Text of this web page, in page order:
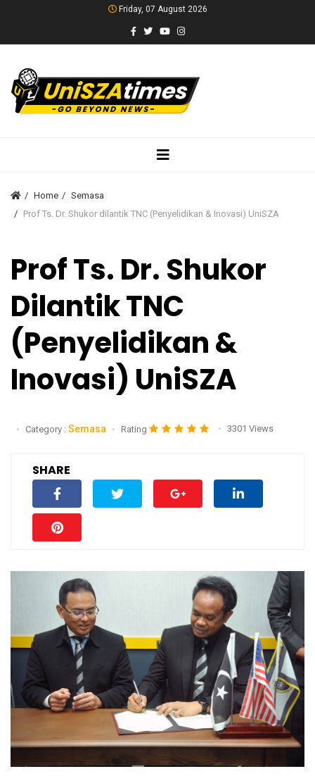
Friday, 07 August 2026
Home
Semasa
Prof Ts. Dr. Shukor dilantik TNC (Penyelidikan & Inovasi) UniSZA
Prof Ts. Dr. Shukor
Dilantik TNC
(Penyelidikan &
Inovasi) UniSZA
Category : Semasa Rating 3301 Views
SHARE